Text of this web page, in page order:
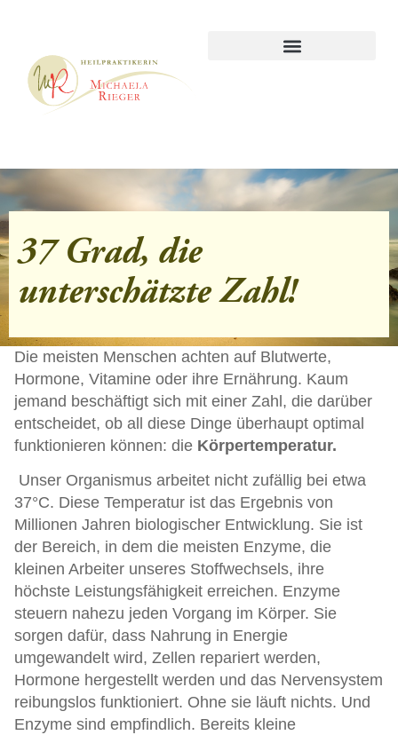
37 Grad, die
unterschätzte Zahl!
Die meisten Menschen achten auf Blutwerte,
Hormone, Vitamine oder ihre Ernährung. Kaum
jemand beschäftigt sich mit einer Zahl, die darüber
entscheidet, ob all diese Dinge überhaupt optimal
funktionieren können: die Körpertemperatur.
Unser Organismus arbeitet nicht zufällig bei etwa
37°C. Diese Temperatur ist das Ergebnis von
Millionen Jahren biologischer Entwicklung. Sie ist
der Bereich, in dem die meisten Enzyme, die
kleinen Arbeiter unseres Stoffwechsels, ihre
höchste Leistungsfähigkeit erreichen. Enzyme
steuern nahezu jeden Vorgang im Körper. Sie
sorgen dafür, dass Nahrung in Energie
umgewandelt wird, Zellen repariert werden,
Hormone hergestellt werden und das Nervensystem
reibungslos funktioniert. Ohne sie läuft nichts. Und
Enzyme sind empfindlich. Bereits kleine